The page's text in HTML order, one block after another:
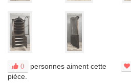
0
personnes aiment cette
pièce.